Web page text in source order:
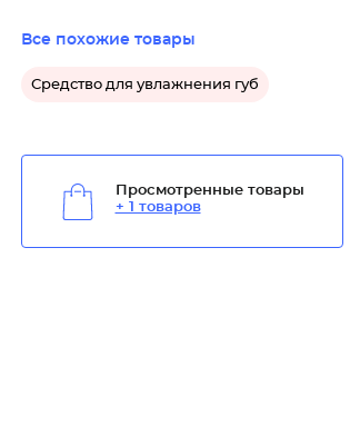
Все похожие товары
Средство для увлажнения губ
Просмотренные товары
+ 1 товаров